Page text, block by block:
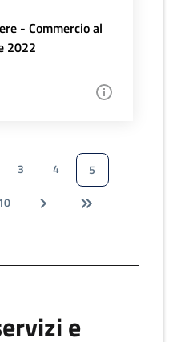
- Commercio al
2022
3 4
5
e